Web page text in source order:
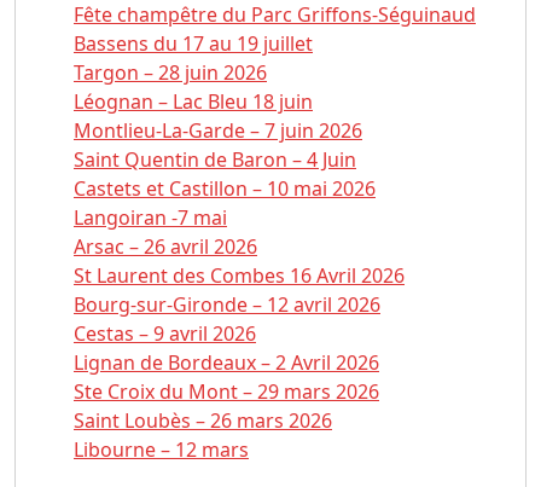
Fête champêtre du Parc Griffons-Séguinaud
Bassens du 17 au 19 juillet
Targon – 28 juin 2026
Léognan – Lac Bleu 18 juin
Montlieu-La-Garde – 7 juin 2026
Saint Quentin de Baron – 4 Juin
Castets et Castillon – 10 mai 2026
Langoiran -7 mai
Arsac – 26 avril 2026
St Laurent des Combes 16 Avril 2026
Bourg-sur-Gironde – 12 avril 2026
Cestas – 9 avril 2026
Lignan de Bordeaux – 2 Avril 2026
Ste Croix du Mont – 29 mars 2026
Saint Loubès – 26 mars 2026
Libourne – 12 mars